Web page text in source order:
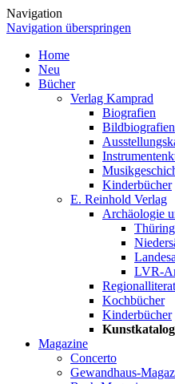
Navigation
Navigation überspringen
Home
Neu
Bücher
Verlag Kamprad
Biografien
Bildbiografien
Kinderbücher
E. Reinhold Verlag
Archäologie
LVR-
Kochbücher
Kinderbücher
Magazine
Concerto
Gewandhaus-